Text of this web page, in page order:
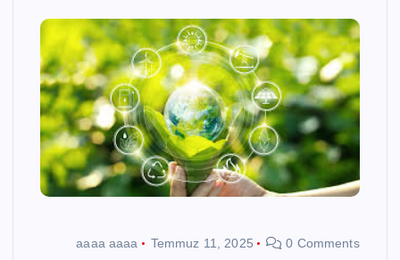
aaaa aaaa Temmuz 11, 2025 0 Comments